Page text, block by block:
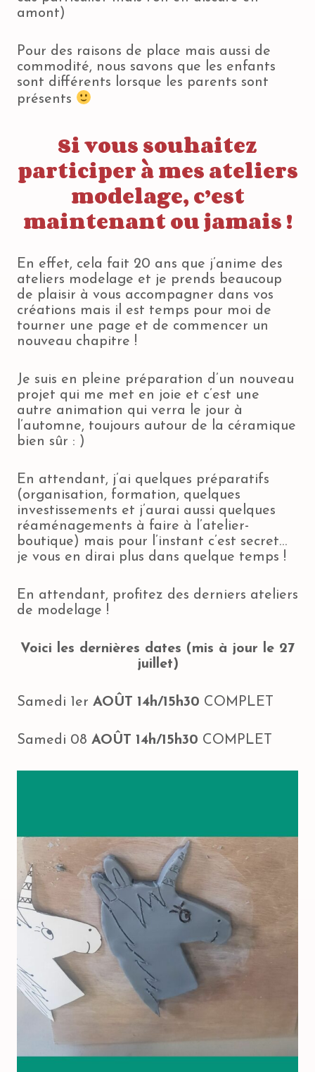
amont)
Pour des raisons de place mais aussi de
commodité, nous savons que les enfants
sont différents lorsque les parents sont
présents
Si vous souhaitez
participer à mes ateliers
modelage, c’est
maintenant oujamais!
En effet, cela fait 20 ans que j’anime des
ateliers modelage et je prends beaucoup
de plaisir à vous accompagner dans vos
créations mais il est temps pour moi de
tourner une page et de commencer un
nouveau chapitre !
Je suis en pleine préparation d’un nouveau
projet qui me met en joie et c’est une
autre animation qui verra le jour à
l’automne, toujours autour de la céramique
bien sûr : )
En attendant, j’ai quelques préparatifs
(organisation, formation, quelques
investissements et j’aurai aussi quelques
réaménagements à faire à l’atelier-
boutique) mais pour l’instant c’est secret…
je vous en dirai plus dans quelque temps !
En attendant, profitez des derniers ateliers
de modelage !
Voici les dernières dates (mis à jour le 27
juillet)
Samedi 1er AOÛT 14h/15h30 COMPLET
Samedi 08 AOÛT 14h/15h30 COMPLET